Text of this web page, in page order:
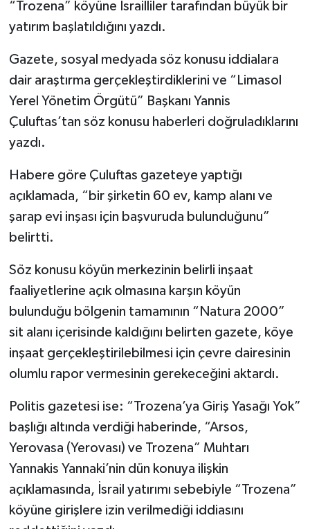
“Trozena” köyüne İsrailliler tarafından büyük bir
yatırım başlatıldığını yazdı.
Gazete, sosyal medyada söz konusu iddialara
dair araştırma gerçekleştirdiklerini ve “Limasol
Yerel Yönetim Örgütü” Başkanı Yannis
Çuluftas’tan söz konusu haberleri doğruladıklarını
yazdı.
Habere göre Çuluftas gazeteye yaptığı
açıklamada, “bir şirketin 60 ev, kamp alanı ve
şarap evi inşası için başvuruda bulunduğunu”
belirtti.
Söz konusu köyün merkezinin belirli inşaat
faaliyetlerine açık olmasına karşın köyün
bulunduğu bölgenin tamamının “Natura 2000”
sit alanı içerisinde kaldığını belirten gazete, köye
inşaat gerçekleştirilebilmesi için çevre dairesinin
olumlu rapor vermesinin gerekeceğini aktardı.
Politis gazetesi ise: “Trozena’ya Giriş Yasağı Yok”
başlığı altında verdiği haberinde, “Arsos,
Yerovasa (Yerovası) ve Trozena” Muhtarı
Yannakis Yannaki’nin dün konuya ilişkin
açıklamasında, İsrail yatırımı sebebiyle “Trozena”
köyüne girişlere izin verilmediği iddiasını